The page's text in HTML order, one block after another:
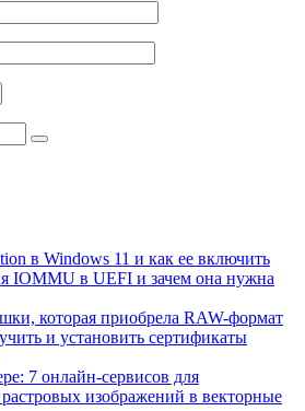
в Windows 11 и как ее включить
IOMMU в UEFI и зачем она нужна
которая приобрела RAW-формат
и установить сертификаты
7 онлайн-сервисов для
изображений в векторные